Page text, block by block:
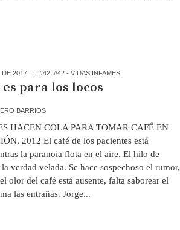
DE 2017 #42, #42 - VIDAS INFAMES
para los locos
BARRIOS
HACEN COLA PARA TOMAR CAFÉ́ EN
2012 El café de los pacientes está
la paranoia flota en el aire. El hilo de
verdad velada. Se hace sospechoso el rumor,
olor del café está ausente, falta saborear el
las entrañas. Jorge...